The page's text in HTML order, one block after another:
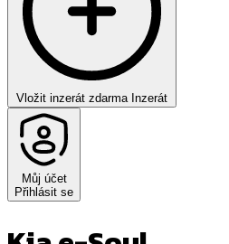
Vložit inzerát zdarma Inzerát
Můj účet
Přihlásit se